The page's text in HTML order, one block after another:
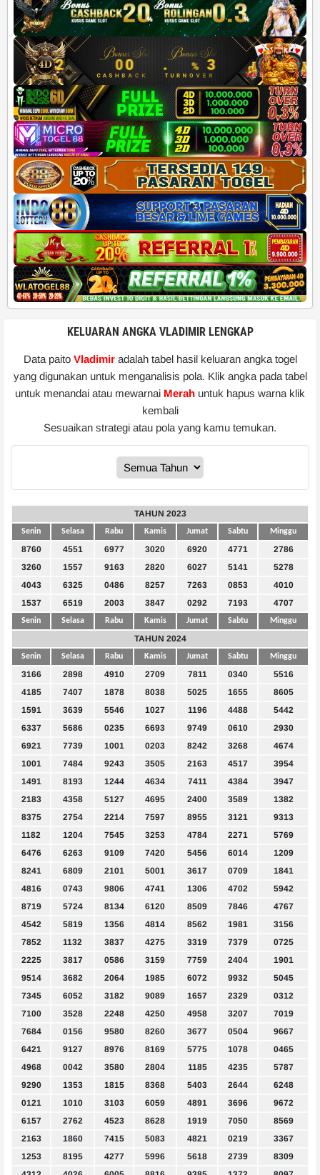
KELUARAN ANGKA VLADIMIR LENGKAP
Data paito Vladimir adalah tabel hasil keluaran angka togel
yang digunakan untuk menganalisis pola. Klik angka pada tabel
untuk menandai atau mewarnai Merah untuk hapus warna klik
kembali
Sesuaikan strategi atau pola yang kamu temukan.
TAHUN 2023
Senin Selasa Rabu Kamis Jumat Sabtu Minggu
8760 4551 6977 3020 6920 4771
2786
3260
1557 9163 2820 6027 5141
5278
4043
6325 0486 8257 7263 0853
4010
1537
6519 2003 3847 0292 7193 4707
Senin Selasa Rabu Kamis Jumat Sabtu Minggu
TAHUN 2024
Senin Selasa Rabu Kamis Jumat Sabtu Minggu
3166 2898 4910 2709 7811 0340
5516
4185
7407 1878 8038 5025 1655
8605
1591
3639 5546 1027 1196 4488
5442
6337
5686 0235 6693 9749 0610
2930
6921
7739 1001 0203 8242 3268
4674
1001
7484 9243 3505 2163 4517
3954
1491
8193 1244 4634 7411 4384
3947
2183
4358 5127 4695 2400 3589
1382
8375
2754 2214 7597 8955 3121
9313
1182
1204 7545 3253 4784 2271
5769
6476
6263 9109 7420 5456 6014
1209
8241
6809 2101 5001 3617 0709
1841
4816
0743 9806 4741 1306 4702
5942
8719
5724 8134 6120 8509 7846
4767
4542
5819 1356 4814 8562 1981
3156
7852
1132 3837 4275 3319 7379
0725
2225
3817 0586 3159 7759 2404
1901
9514
3682 2064 1985 6072 9932
5045
7345
6052 3182 9089 1657 2329
0312
7100
3528 2248 4250 4958 3207
7019
7684
0156 9580 8260 3677 0504
9667
6421
9127 8976 8169 5775 1078
0465
4968
0042 3580 2804 1185 4235
5787
9290
1353 1815 8368 5403 2644
6248
0121
1010 3103 6059 4891 3696
9672
6157
2762 4523 8628 1919 7050
8569
2163
1860 7415 5083 4821 0219
3367
1253
8195 4277 5996 5618 2739
8309